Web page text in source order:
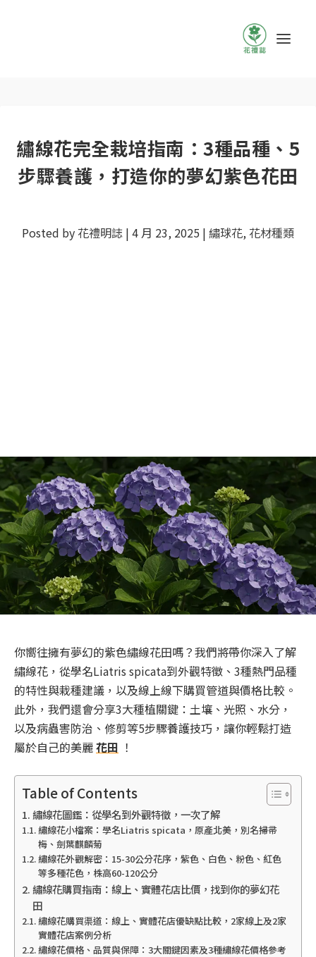
繡線花完全栽培指南：3種品種、5
步驟養護，打造你的夢幻紫色花田
Posted by 花禮明誌 | 4 月 23, 2025 | 繡球花, 花材種類
你嚮往擁有夢幻的紫色繡線花田嗎？我們將帶你深入了解
繡線花，從學名Liatris spicata到外觀特徵、3種熱門品種
的特性與栽種建議，以及線上線下購買管道與價格比較。
此外，我們還會分享3大種植關鍵：土壤、光照、水分，
以及病蟲害防治、修剪等5步驟養護技巧，讓你輕鬆打造
屬於自己的美麗花田 ！
Table of Contents
繡線花圖鑑：從學名到外觀特徵，一次了解
繡線花小檔案：學名Liatris spicata，原產北美，別名掃帚
梅、劍葉麒麟菊
繡線花外觀解密：15-30公分花序，紫色、白色、粉色、紅色
等多種花色，株高60-120公分
繡線花購買指南：線上、實體花店比價，找到你的夢幻花
田
繡線花購買渠道：線上、實體花店優缺點比較，2家線上及2家
實體花店案例分析
繡線花價格、品質與保障：3大關鍵因素及3種繡線花價格參考